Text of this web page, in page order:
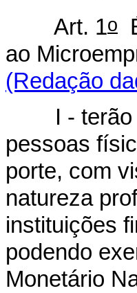
Art. 1o
ao
(Redação
I - terão
pessoas
porte, com
natureza
instituições
podendo
Monetário